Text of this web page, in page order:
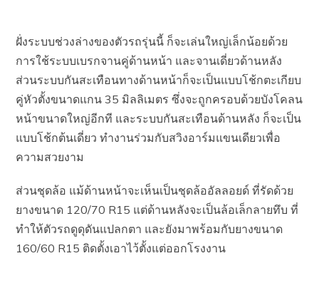
ฝั่งระบบช่วงล่างของตัวรถรุ่นนี้ ก็จะเล่นใหญ่เล็กน้อยด้วย
การใช้ระบบเบรกจานคู่ด้านหน้า และจานเดี่ยวด้านหลัง
ส่วนระบบกันสะเทือนทางด้านหน้าก็จะเป็นแบบโช้กตะเกียบ
คู่หัวตั้งขนาดแกน 35 มิลลิเมตร ซึ่งจะถูกครอบด้วยบังโคลน
หน้าขนาดใหญ่อีกที และระบบกันสะเทือนด้านหลัง ก็จะเป็น
แบบโช้กต้นเดี่ยว ทำงานร่วมกับสวิงอาร์มแขนเดียวเพื่อ
ความสวยงาม
ส่วนชุดล้อ แม้ด้านหน้าจะเห็นเป็นชุดล้ออัลลอยด์ ที่รัดด้วย
ยางขนาด 120/70 R15 แต่ด้านหลังจะเป็นล้อเล็กลายทึบ ที่
ทำให้ตัวรถดูดุดันแปลกตา และยังมาพร้อมกับยางขนาด
160/60 R15 ติดตั้งเอาไว้ตั้งแต่ออกโรงงาน